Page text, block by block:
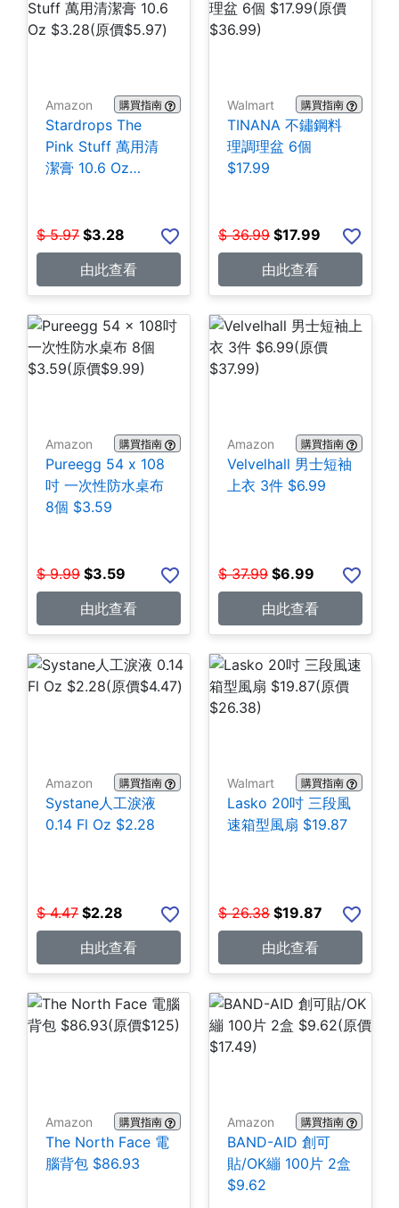
Amazon 購買指南
Stardrops The
Pink Stuff 萬用清
潔膏 10.6 Oz
$ 5.97 $3.28
由此查看
Walmart 購買指南
TINANA 不鏽鋼料
理調理盆 6個
$17.99
$ 36.99 $17.99
由此查看
Amazon 購買指南
Pureegg 54 x 108
吋 一次性防水桌布
8個 $3.59
$ 9.99 $3.59
由此查看
Amazon 購買指南
Velvelhall 男士短袖
上衣 3件 $6.99
$ 37.99 $6.99
由此查看
Amazon 購買指南
Systane人工淚液
0.14 Fl Oz $2.28
$ 4.47 $2.28
由此查看
Walmart 購買指南
Lasko 20吋 三段風
速箱型風扇 $19.87
$ 26.38 $19.87
由此查看
Amazon 購買指南
The North Face 電
腦背包 $86.93
Amazon 購買指南
BAND-AID 創可
貼/OK繃 100片 2盒
$9.62